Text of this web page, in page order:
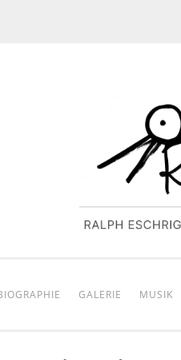
GALERIE MUSIK